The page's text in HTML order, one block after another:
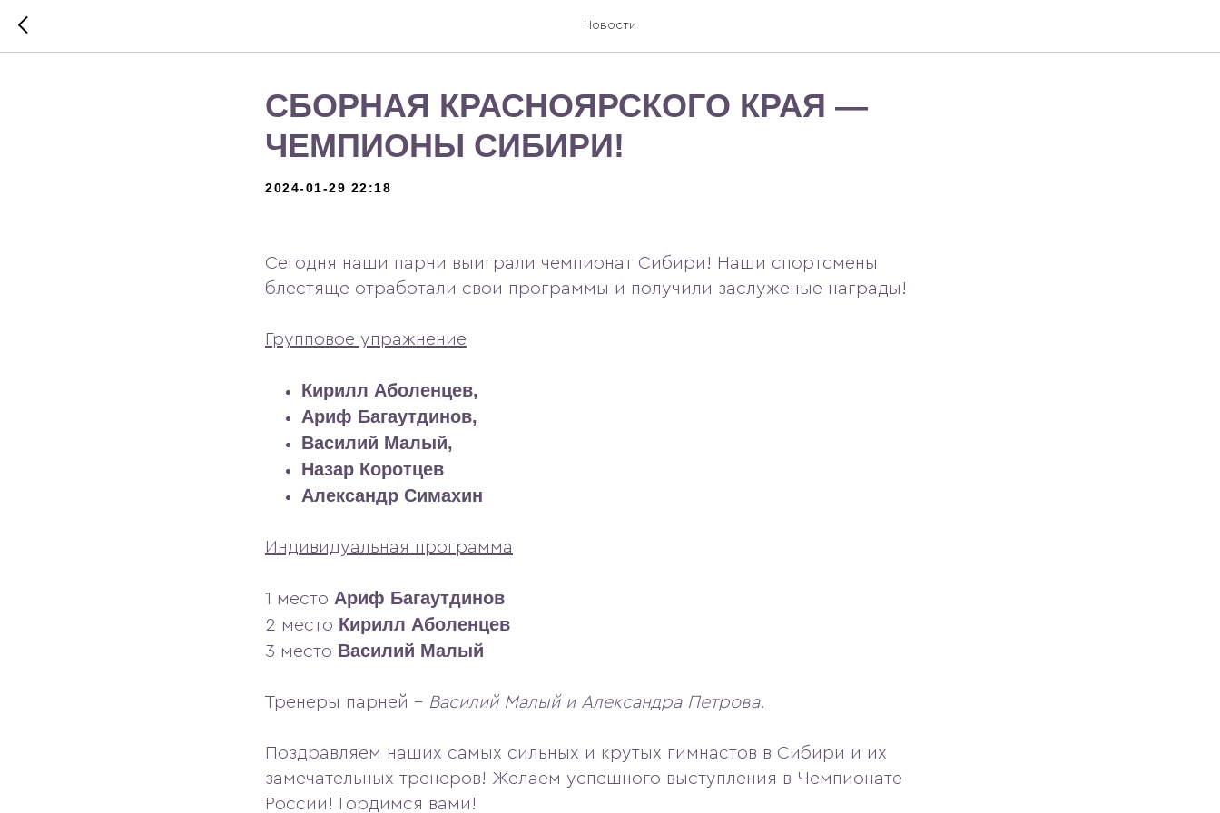
Новости
СБОРНАЯ КРАСНОЯРСКОГО КРАЯ —
ЧЕМПИОНЫ СИБИРИ!
2024-01-29 22:18
Сегодня наши парни выиграли чемпионат Сибири! Наши спортсмены
блестяще отработали свои программы и получили заслуженые награды!
Групповое упражнение
Кирилл Аболенцев,
Ариф Багаутдинов,
Василий Малый,
Назар Коротцев
Александр Симахин
Индивидуальная программа
1 место Ариф Багаутдинов
2 место Кирилл Аболенцев
3 место Василий Малый
Тренеры парней – Василий Малый и Александра Петрова.
Поздравляем наших самых сильных и крутых гимнастов в Сибири и их
замечательных тренеров! Желаем успешного выступления в Чемпионате
России! Гордимся вами!